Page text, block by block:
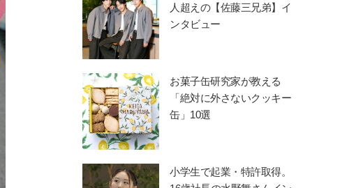
人超えの【佐藤三兄弟】イ
ンタビュー
お菓子缶研究家が教える
「絶対に外さないクッキー
缶」10選
小学生で起業・特許取得。